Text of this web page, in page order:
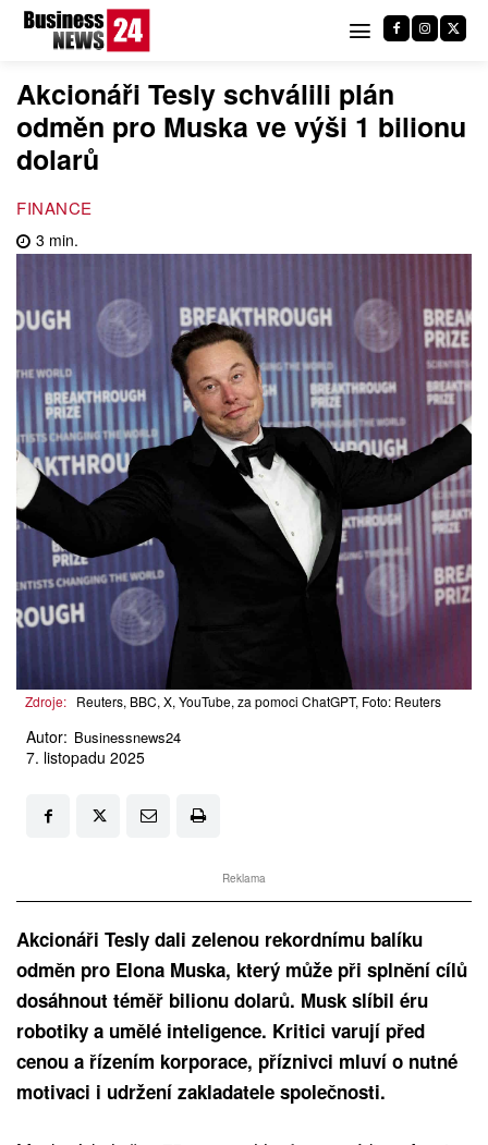
Akcionáři Tesly schválili plán
odměn pro Muska ve výši 1 bilionu
dolarů
FINANCE
3 min.
Zdroje: Reuters, BBC, X, YouTube, za pomoci ChatGPT, Foto: Reuters
Autor: Businessnews24
7. listopadu 2025
Reklama
Akcionáři Tesly dali zelenou rekordnímu balíku
odměn pro Elona Muska, který může při splnění cílů
dosáhnout téměř bilionu dolarů. Musk slíbil éru
robotiky a umělé inteligence. Kritici varují před
cenou a řízením korporace, příznivci mluví o nutné
motivaci i udržení zakladatele společnosti.